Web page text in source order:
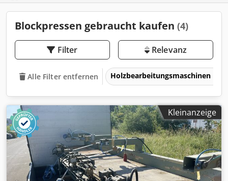
Blockpressen gebraucht kaufen (4)
Filter Relevanz
Alle Filter entfernen Holzbearbeitungsmaschinen
Kleinanzeige